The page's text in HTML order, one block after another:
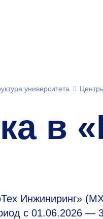
университета
в
Инжиниринг»
с 01.06.2026 —